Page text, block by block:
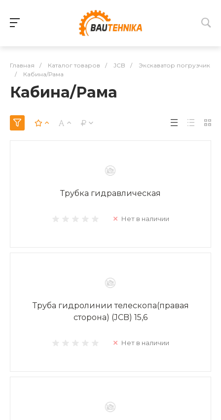
Главная / Каталог товаров / JCB /
Экскаватор погрузчик
/
Кабина/Рама
Кабина/Рама
Трубка гидравлическая
Нет в наличии
Труба гидролинии телескопа(правая
сторона) (JCB) 15,6
Нет в наличии